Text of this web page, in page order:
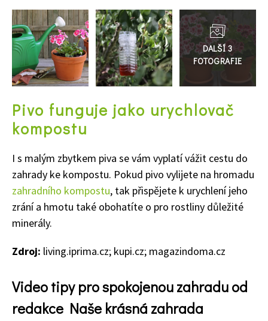
65 Kč
Objednat >
Naše krásná zahrada Speciál
Přejít
do
galerie
Pivo funguje jako urychlovač
kompostu
I s malým zbytkem piva se vám vyplatí vážit cestu do
zahrady ke kompostu. Pokud pivo vylijete na hromadu
zahradního kompostu, tak přispějete k urychlení jeho
zrání a hmotu také obohatíte o pro rostliny důležité
minerály.
Zdroj: living.iprima.cz; kupi.cz; magazindoma.cz
Video tipy pro spokojenou zahradu od
redakce Naše krásná zahrada